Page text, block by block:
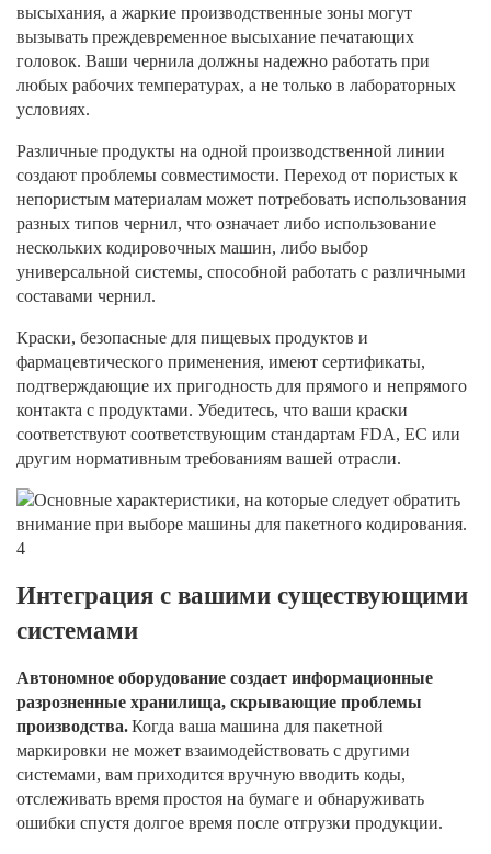
высыхания, а жаркие производственные зоны могут
вызывать преждевременное высыхание печатающих
головок. Ваши чернила должны надежно работать при
любых рабочих температурах, а не только в лабораторных
условиях.
Различные продукты на одной производственной линии
создают проблемы совместимости. Переход от пористых к
непористым материалам может потребовать использования
разных типов чернил, что означает либо использование
нескольких кодировочных машин, либо выбор
универсальной системы, способной работать с различными
составами чернил.
Краски, безопасные для пищевых продуктов и
фармацевтического применения, имеют сертификаты,
подтверждающие их пригодность для прямого и непрямого
контакта с продуктами. Убедитесь, что ваши краски
соответствуют соответствующим стандартам FDA, ЕС или
другим нормативным требованиям вашей отрасли.
Интеграция с вашими существующими
системами
Автономное оборудование создает информационные
разрозненные хранилища, скрывающие проблемы
производства.Когда ваша машина для пакетной
маркировки не может взаимодействовать с другими
системами, вам приходится вручную вводить коды,
отслеживать время простоя на бумаге и обнаруживать
ошибки спустя долгое время после отгрузки продукции.